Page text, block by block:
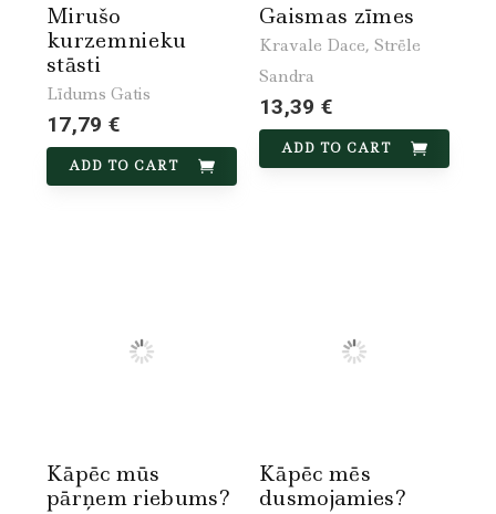
Mirušo
kurzemnieku
stāsti
Līdums Gatis
17,79 €
ADD TO CART
Gaismas zīmes
Kravale Dace, Strēle
Sandra
13,39 €
ADD TO CART
Kāpēc mūs
pārņem riebums?
Kāpēc mēs
dusmojamies?